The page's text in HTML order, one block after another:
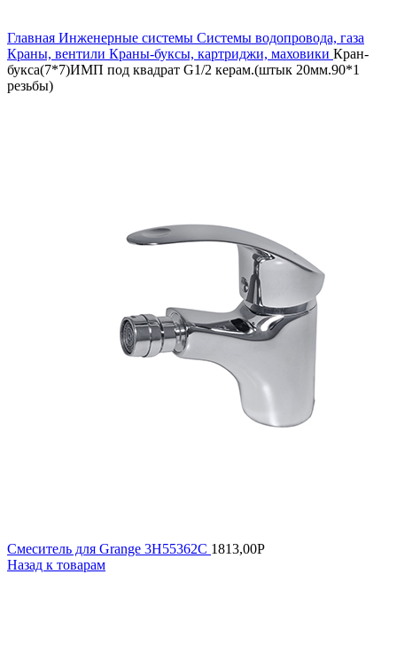
Главная Инженерные системы Системы водопровода, газа
Краны, вентили Краны-буксы, картриджи, маховики Кран-
букса(7*7)ИМП под квадрат G1/2 керам.(штык 20мм.90*1
резьбы)
Смеситель для Grange 3H55362C 1813,00Р
Назад к товарам